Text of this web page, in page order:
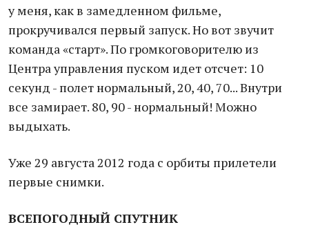
у меня, как в замедленном фильме,
прокручивался первый запуск. Но вот звучит
команда «старт». По громкоговорителю из
Центра управления пуском идет отсчет: 10
секунд - полет нормальный, 20, 40, 70... Внутри
все замирает. 80, 90 - нормальный! Можно
выдыхать.
Уже 29 августа 2012 года с орбиты прилетели
первые снимки.
ВСЕПОГОДНЫЙ СПУТНИК